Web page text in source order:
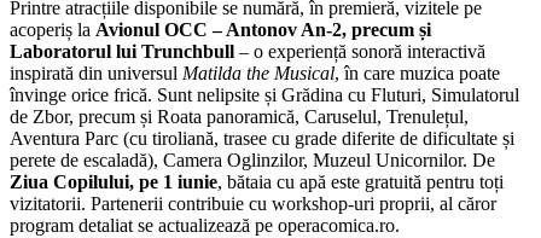
Printre atracțiile disponibile se numără, în premieră, vizitele pe
acoperiș la Avionul OCC – Antonov An-2, precum și
Laboratorul lui Trunchbull – o experiență sonoră interactivă
inspirată din universul Matilda the Musical, în care muzica poate
învinge orice frică. Sunt nelipsite și Grădina cu Fluturi, Simulatorul
de Zbor, precum și Roata panoramică, Caruselul, Trenulețul,
Aventura Parc (cu tiroliană, trasee cu grade diferite de dificultate și
perete de escaladă), Camera Oglinzilor, Muzeul Unicornilor. De
Ziua Copilului, pe 1 iunie, bătaia cu apă este gratuită pentru toți
vizitatorii. Partenerii contribuie cu workshop-uri proprii, al căror
program detaliat se actualizează pe operacomica.ro.